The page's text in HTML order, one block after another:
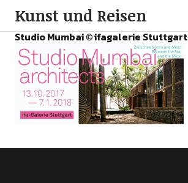
Kunst und Reisen
Studio Mumbai © ifagalerie Stuttgart